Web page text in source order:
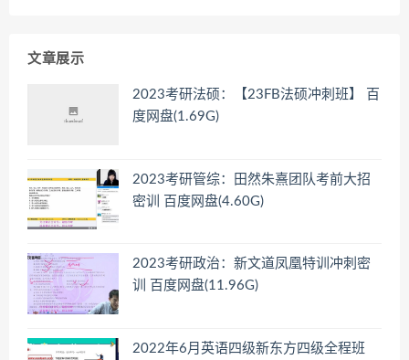
文章展示
2023考研法硕：【23FB法硕冲刺班】 百
度网盘(1.69G)
2023考研管综：田然朱熹团队考前大招
密训 百度网盘(4.60G)
2023考研政治：新文道凤凰特训冲刺密
训 百度网盘(11.96G)
2022年6月英语四级新东方四级全程班